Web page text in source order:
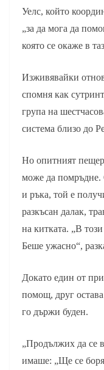
Уелс, който
„за да мога да
която се окаже в
Изживявайки
спомня как
група на
система близо до
Но опитният
може да помръдне.
и ръка, той е
разкъсан далак,
на китката. „В
Беше ужасно“,
Докато един от
помощ, друг
го държи буден.
„Продължих да се
имаше: „Ще се боря